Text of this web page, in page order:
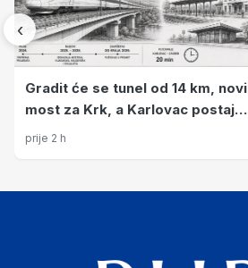
‹
Gradit će se tunel od 14 km, novi
most za Krk, a Karlovac postaje
predgrađe Zagreba
prije 2 h